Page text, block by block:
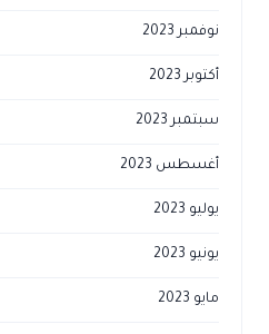
نوفمبر 2023
أكتوبر 2023
سبتمبر 2023
أغسطس 2023
يوليو 2023
يونيو 2023
مايو 2023